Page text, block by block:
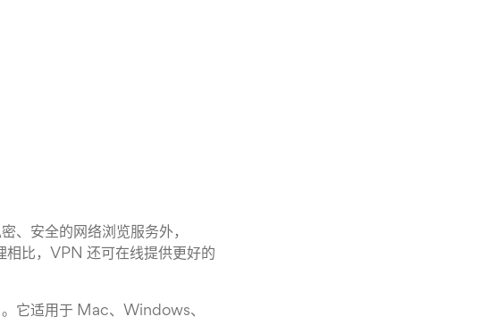
、安全的网络浏览服务外，
比，VPN 还可在线提供更好的
它适用于 Mac、Windows、